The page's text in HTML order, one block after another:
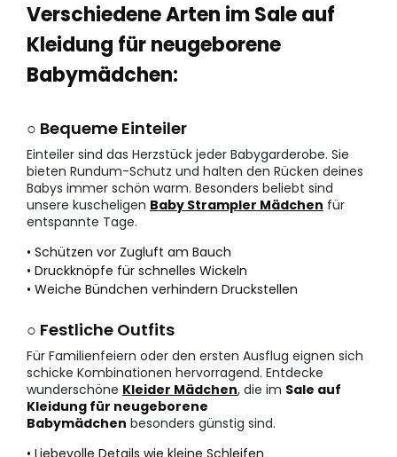
Verschiedene Arten im Sale auf
Kleidung für neugeborene
Babymädchen:
○ Bequeme Einteiler
Einteiler sind das Herzstück jeder Babygarderobe. Sie
bieten Rundum-Schutz und halten den Rücken deines
Babys immer schön warm. Besonders beliebt sind
unsere kuscheligen Baby Strampler Mädchen für
entspannte Tage.
• Schützen vor Zugluft am Bauch
• Druckknöpfe für schnelles Wickeln
• Weiche Bündchen verhindern Druckstellen
○ Festliche Outfits
Für Familienfeiern oder den ersten Ausflug eignen sich
schicke Kombinationen hervorragend. Entdecke
wunderschöne Kleider Mädchen, die im Sale auf
Kleidung für neugeborene
Babymädchen besonders günstig sind.